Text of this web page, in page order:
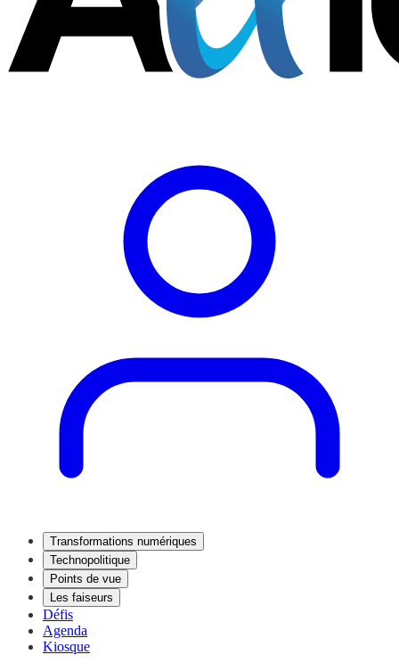
Transformations numériques
Technopolitique
Points de vue
Les faiseurs
Défis
Agenda
Kiosque